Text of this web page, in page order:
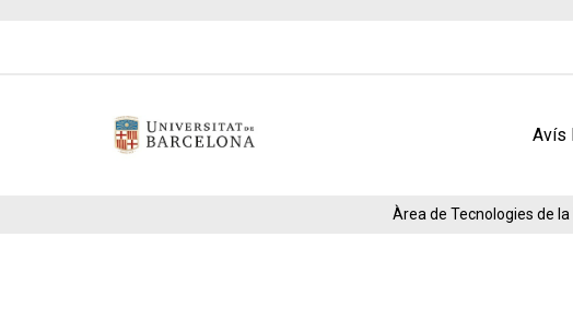
Avís
Àrea de Tecnologies de